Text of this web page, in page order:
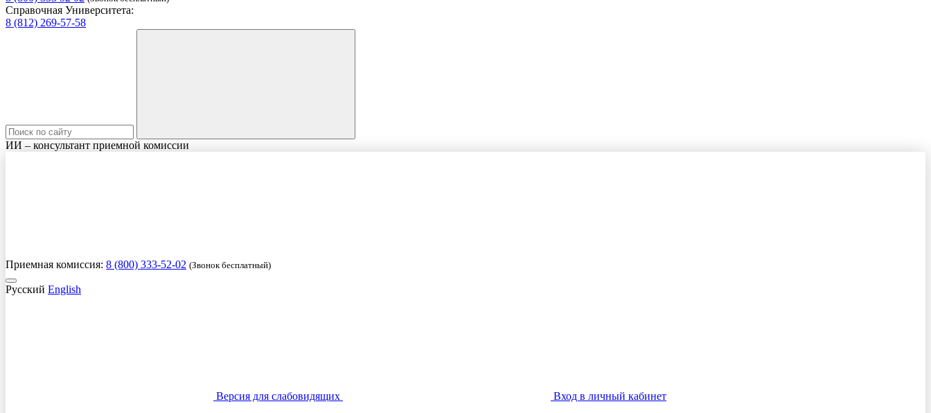
Справочная Университета:
8 (812) 269-57-58
ИИ – консультант приемной комиссии
Приемная комиссия: 8 (800) 333-52-02 (Звонок бесплатный)
Русский English
Версия для слабовидящих
Вход в личный кабинет